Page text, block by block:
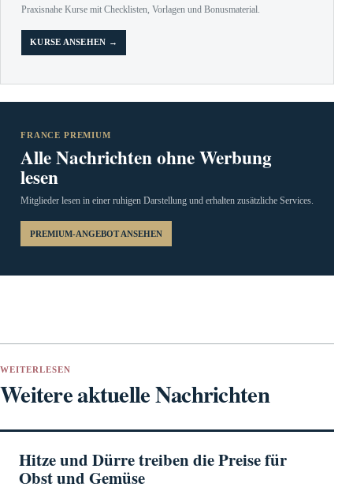
Praxisnahe Kurse mit Checklisten, Vorlagen und Bonusmaterial.
KURSE ANSEHEN →
FRANCE PREMIUM
Alle Nachrichten ohne Werbung
lesen
Mitglieder lesen in einer ruhigen Darstellung und erhalten zusätzliche Services.
PREMIUM-ANGEBOT ANSEHEN
WEITERLESEN
Weitere aktuelle Nachrichten
Hitze und Dürre treiben die Preise für
Obst und Gemüse